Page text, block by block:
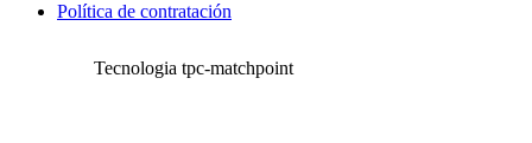
Política de contratación
Tecnologia tpc-matchpoint